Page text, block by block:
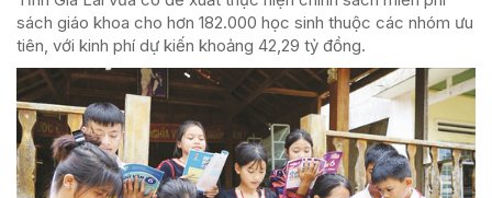
sách giáo khoa cho hơn 182.000 học sinh thuộc các nhóm ưu
tiên, với kinh phí dự kiến khoảng 42,29 tỷ đồng.